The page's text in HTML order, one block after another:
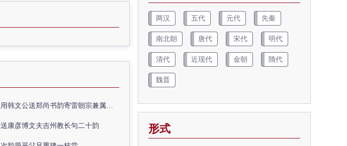
用韩文公送郑尚书韵寄雷朝宗兼属欧阳全真
送康彦博文夫吉州教长句二十韵
两汉 五代 元代 先秦
南北朝 唐代 宋代 明代
清代 近现代 金朝 隋代
魏晋
形式